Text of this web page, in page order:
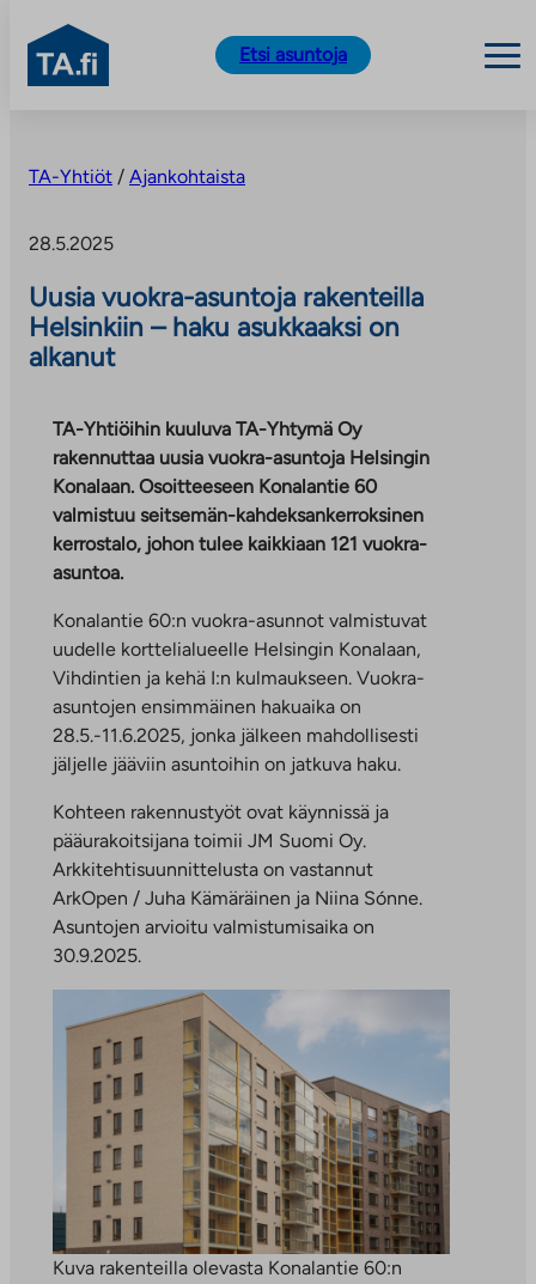
TA.fi
Etsi asuntoja
TA-Yhtiöt / Ajankohtaista
28.5.2025
Uusia vuokra-asuntoja rakenteilla
Helsinkiin – haku asukkaaksi on
alkanut
TA-Yhtiöihin kuuluva TA-Yhtymä Oy
rakennuttaa uusia vuokra-asuntoja Helsingin
Konalaan. Osoitteeseen Konalantie 60
valmistuu seitsemän-kahdeksankerroksinen
kerrostalo, johon tulee kaikkiaan 121 vuokra-
asuntoa.
Konalantie 60:n vuokra-asunnot valmistuvat
uudelle korttelialueelle Helsingin Konalaan,
Vihdintien ja kehä I:n kulmaukseen. Vuokra-
asuntojen ensimmäinen hakuaika on
28.5.-11.6.2025, jonka jälkeen mahdollisesti
jäljelle jääviin asuntoihin on jatkuva haku.
Kohteen rakennustyöt ovat käynnissä ja
pääurakoitsijana toimii JM Suomi Oy.
Arkkitehtisuunnittelusta on vastannut
ArkOpen / Juha Kämäräinen ja Niina Sónne.
Asuntojen arvioitu valmistumisaika on
30.9.2025.
Kuva rakenteilla olevasta Konalantie 60:n